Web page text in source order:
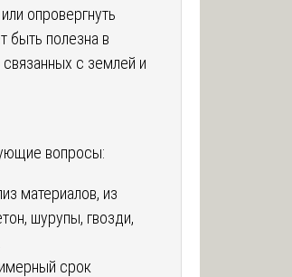
опровергнуть
быть полезна в
с землей и
вопросы:
материалов, из
шурупы, гвозди,
срок